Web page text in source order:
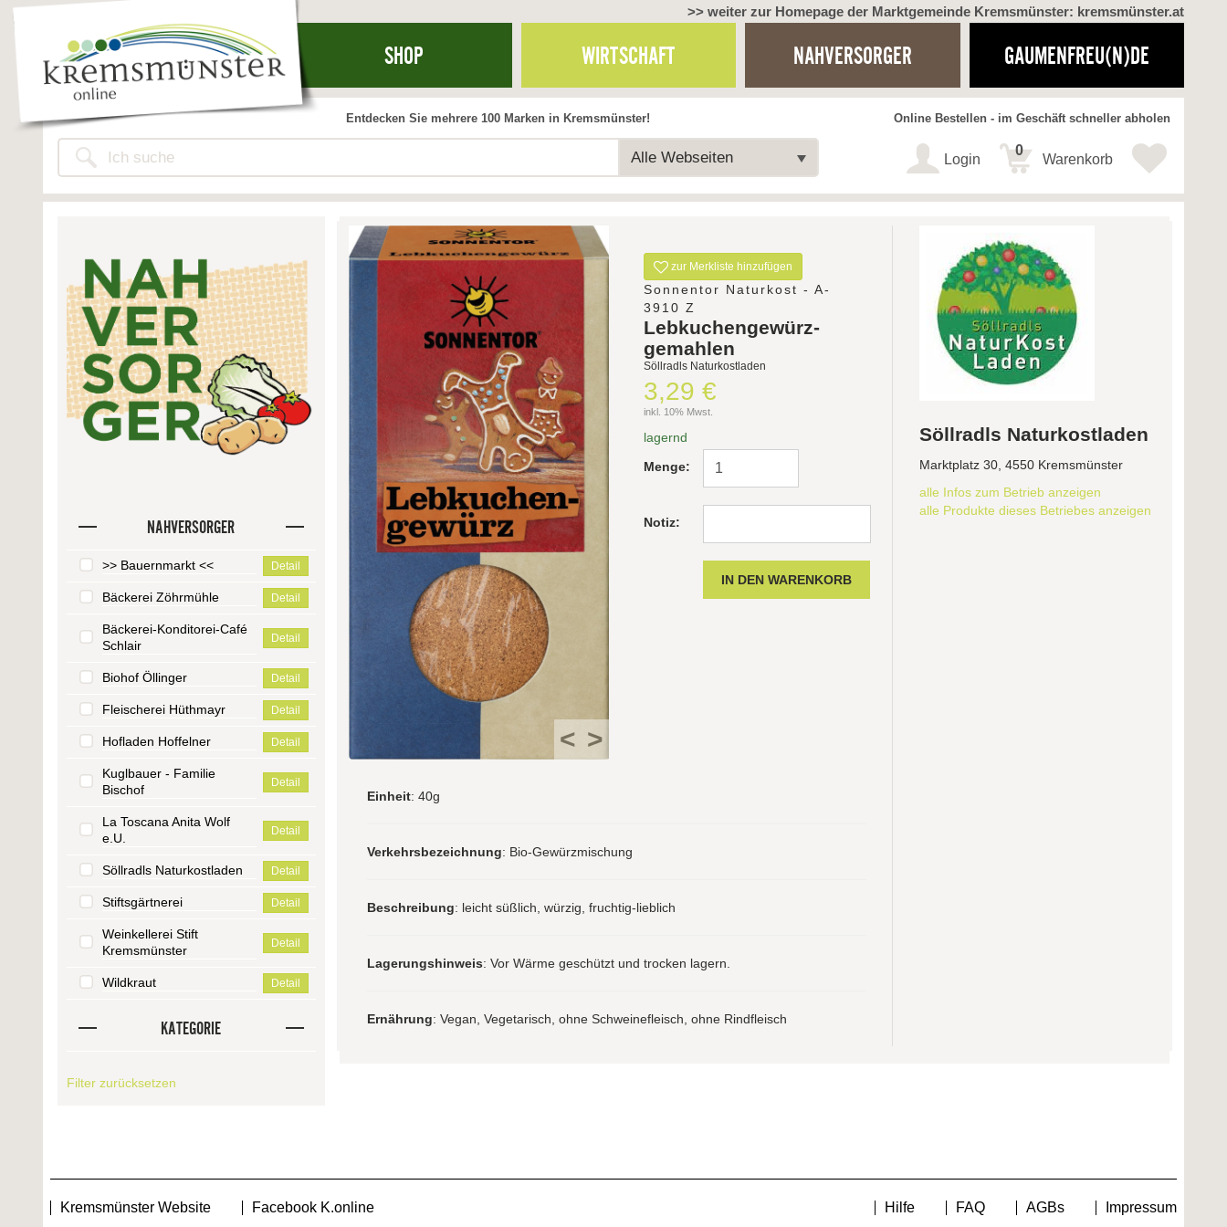
>> weiter zur Homepage der Marktgemeinde Kremsmünster: kremsmünster.at
SHOP WIRTSCHAFT NAHVERSORGER GAUMENFREU(N)DE
Alle Webseiten
Entdecken Sie mehrere 100 Marken in Kremsmünster! Online Bestellen - im Geschäft schneller abholen
Login Warenkorb
0
NAHVERSORGER
>> Bauernmarkt << Detail
Bäckerei Zöhrmühle Detail
Bäckerei-Konditorei-Café
Schlair
Detail
Biohof Öllinger Detail
Fleischerei Hüthmayr Detail
Hofladen Hoffelner Detail
Kuglbauer - Familie
Bischof
Detail
La Toscana Anita Wolf
e.U.
Detail
Söllradls Naturkostladen Detail
Stiftsgärtnerei Detail
Weinkellerei Stift
Kremsmünster
Detail
Wildkraut Detail
KATEGORIE
Filter zurücksetzen
< >
zur Merkliste hinzufügen
Sonnentor Naturkost - A-
3910 Z
Lebkuchengewürz-
gemahlen
Söllradls Naturkostladen
3,29 €
inkl. 10% Mwst.
lagernd
Menge:
Notiz:
Einheit: 40g
Verkehrsbezeichnung: Bio-Gewürzmischung
Beschreibung: leicht süßlich, würzig, fruchtig-lieblich
Lagerungshinweis: Vor Wärme geschützt und trocken lagern.
Ernährung: Vegan, Vegetarisch, ohne Schweinefleisch, ohne Rindfleisch
Söllradls Naturkostladen
Marktplatz 30, 4550 Kremsmünster
alle Infos zum Betrieb anzeigen
alle Produkte dieses Betriebes anzeigen
Kremsmünster Website Facebook K.online Hilfe FAQ AGBs Impressum